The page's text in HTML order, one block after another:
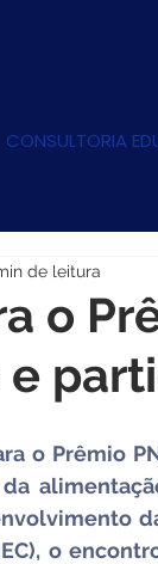
CONSULTORIA
o
de leitura
o Prêmio
o